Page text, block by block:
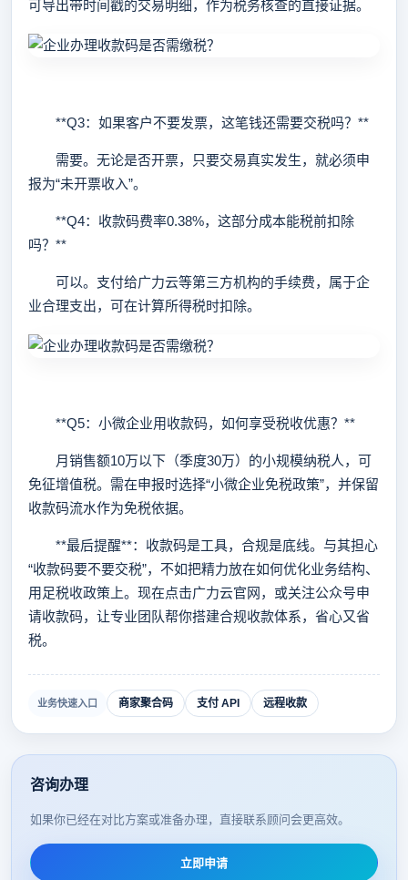
可导出带时间戳的交易明细，作为税务核查的直接证据。
**Q3：如果客户不要发票，这笔钱还需要交税吗？**
需要。无论是否开票，只要交易真实发生，就必须申
报为“未开票收入”。
**Q4：收款码费率0.38%，这部分成本能税前扣除
吗？**
可以。支付给广力云等第三方机构的手续费，属于企
业合理支出，可在计算所得税时扣除。
**Q5：小微企业用收款码，如何享受税收优惠？**
月销售额10万以下（季度30万）的小规模纳税人，可
免征增值税。需在申报时选择“小微企业免税政策”，并保留
收款码流水作为免税依据。
**最后提醒**：收款码是工具，合规是底线。与其担心
“收款码要不要交税”，不如把精力放在如何优化业务结构、
用足税收政策上。现在点击广力云官网，或关注公众号申
请收款码，让专业团队帮你搭建合规收款体系，省心又省
税。
业务快速入口 商家聚合码 支付 API 远程收款
咨询办理
如果你已经在对比方案或准备办理，直接联系顾问会更高效。
立即申请